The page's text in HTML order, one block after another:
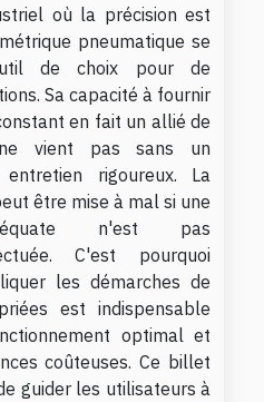
où la précision est
pneumatique se
de choix pour de
Sa capacité à fournir
en fait un allié de
vient pas sans un
rigoureux. La
être mise à mal si une
n'est pas
C'est pourquoi
les démarches de
est indispensable
optimal et
coûteuses. Ce billet
guider les utilisateurs à